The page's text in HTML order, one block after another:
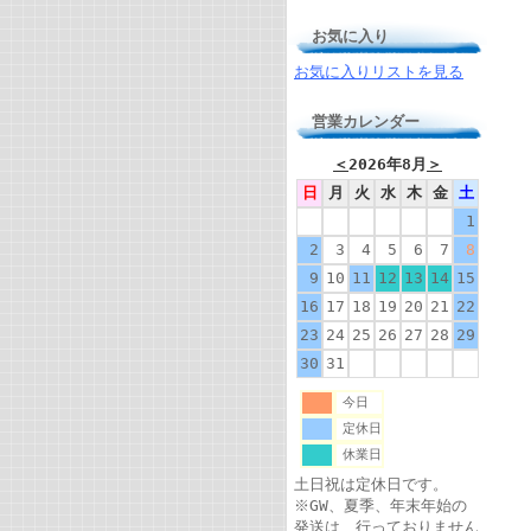
お気に入り
お気に入りリストを見る
営業カレンダー
＜2026年8月 ＞
日
月 火 水 木 金
土
1
2
3 4 5 6 7
8
9 10 11 12 13 14 15
16 17 18 19 20 21 22
23 24 25 26 27 28 29
30 31
今日
定休日
休業日
土日祝は定休日です。
※GW、夏季、年末年始の
発送は、行っておりません